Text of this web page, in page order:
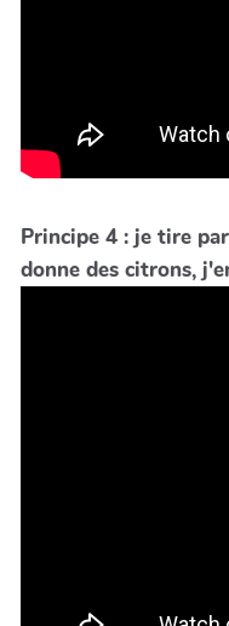
Principe 4 : je tire
donne des citrons,